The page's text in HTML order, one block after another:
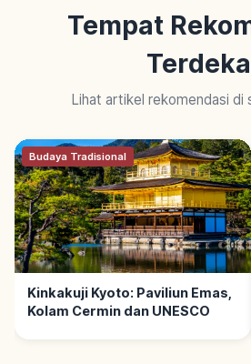
Tempat
Lihat artikel rekomendasi di
Budaya Tradisional
Kinkakuji Kyoto: Paviliun Emas,
Kolam Cermin dan UNESCO